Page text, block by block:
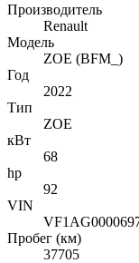
Производитель
Renault
Mодель
ZOE (BFM_)
Год
2022
Тип
ZOE
кВт
68
hp
92
VIN
Пробег (км)
37705